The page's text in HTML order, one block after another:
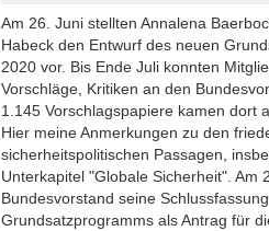
Am 26. Juni stellten Annalena
Habeck den Entwurf des neuen
2020 vor. Bis Ende Juli konnten
Vorschläge, Kritiken an den
1.145 Vorschlagspapiere kamen dort
Hier meine Anmerkungen zu den
sicherheitspolitischen Passagen,
Unterkapitel "Globale Sicherheit". Am
Bundesvorstand seine
Grundsatzprogramms als Antrag für